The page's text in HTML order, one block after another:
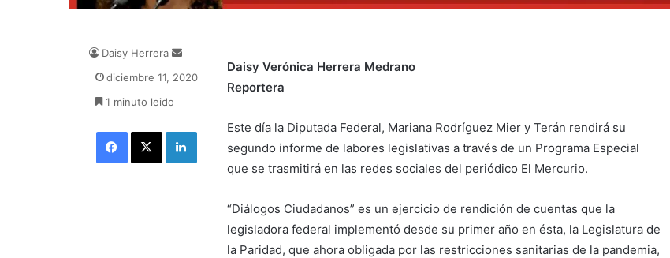
Daisy Verónica Herrera Medrano
Reportera
Este día la Diputada Federal, Mariana Rodríguez Mier y Terán rendirá su
segundo informe de labores legislativas a través de un Programa Especial
que se trasmitirá en las redes sociales del periódico El Mercurio.
“Diálogos Ciudadanos” es un ejercicio de rendición de cuentas que la
legisladora federal implementó desde su primer año en ésta, la Legislatura de
la Paridad, que ahora obligada por las restricciones sanitarias de la pandemia,
Daisy Herrera
n
e
diciembre 11, 2020
1 minuto leido
Facebook X LinkedIn